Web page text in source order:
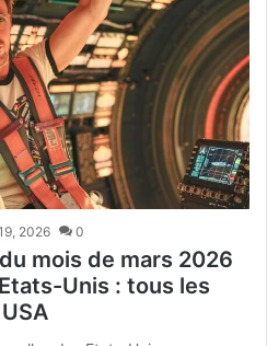
2026 0
mois de mars 2026
Unis : tous les